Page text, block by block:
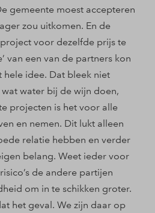
gemeente moest accepteren
zou uitkomen. En de
voor dezelfde prijs te
van een van de partners kon
hele idee. Dat bleek niet
water bij de wijn doen,
projecten is het voor alle
en nemen. Dit lukt alleen
relatie hebben en verder
belang. Weet ieder voor
de andere partijen
om in te schikken groter.
het geval. We zijn daar op